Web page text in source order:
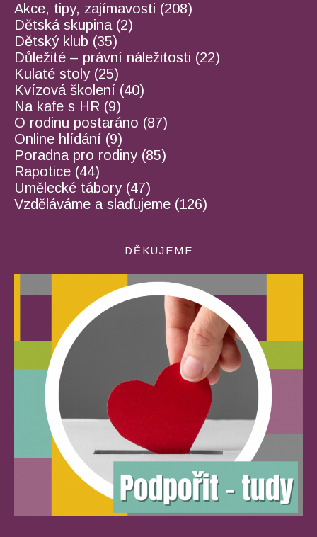
Akce, tipy, zajímavosti (208)
Dětská skupina(2)
Dětský klub (35)
Důležité – právní náležitosti (22)
Kulaté stoly(25)
Kvízová školení (40)
Na kafe s HR (9)
O rodinu postaráno (87)
Online hlídání (9)
Poradna pro rodiny(85)
Rapotice (44)
Umělecké tábory(47)
Vzděláváme a slaďujeme (126)
DĚKUJEME